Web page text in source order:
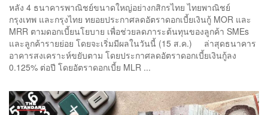
หลัง 4 ธนาคารพาณิชย์ขนาดใหญ่อย่างกสิกรไทย ไทยพาณิชย์
กรุงเทพ และกรุงไทย ทยอยประกาศลดอัตราดอกเบี้ยเงินกู้ MOR และ
MRR ตามดอกเบี้ยนโยบาย เพื่อช่วยลดภาระต้นทุนของลูกค้า SMEs
และลูกค้ารายย่อย โดยจะเริ่มมีผลในวันนี้ (15 ส.ค.) ล่าสุดธนาคาร
อาคารสงเคราะห์ขยับตาม โดยประกาศลดอัตราดอกเบี้ยเงินกู้ลง
0.125% ต่อปี โดยอัตราดอกเบี้ย MLR ...